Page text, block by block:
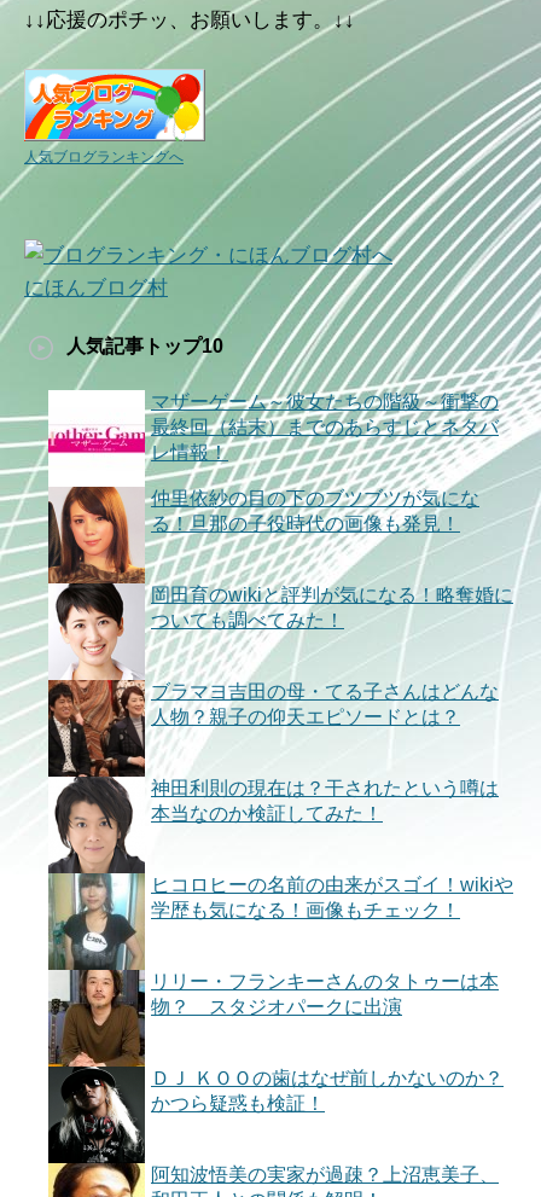
↓↓応援のポチッ、お願いします。↓↓
人気ブログランキングへ
にほんブログ村
人気記事トップ10
マザーゲーム～彼女たちの階級～衝撃の
最終回（結末）までのあらすじとネタバ
レ情報！
仲里依紗の目の下のブツブツが気にな
る！旦那の子役時代の画像も発見！
岡田育のwikiと評判が気になる！略奪婚に
ついても調べてみた！
ブラマヨ吉田の母・てる子さんはどんな
人物？親子の仰天エピソードとは？
神田利則の現在は？干されたという噂は
本当なのか検証してみた！
ヒコロヒーの名前の由来がスゴイ！wikiや
学歴も気になる！画像もチェック！
リリー・フランキーさんのタトゥーは本
物？ スタジオパークに出演
ＤＪ ＫＯＯの歯はなぜ前しかないのか？
かつら疑惑も検証！
阿知波悟美の実家が過疎？上沼恵美子、